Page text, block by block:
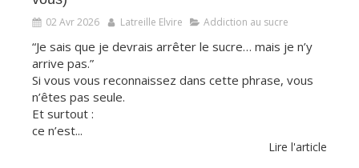
02 Avr 2026 Latreille Elvire Addiction au sucre
“Je sais que je devrais arrêter le sucre… mais je n’y
arrive pas.”
Si vous vous reconnaissez dans cette phrase, vous
n’êtes pas seule.
Et surtout :
ce n’est...
Lire l'article